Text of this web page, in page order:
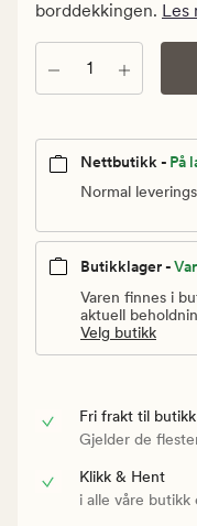
borddekkingen. Les
Antall
Nettbutikk - På
Normal
Butikklager -
Varen finnes i
aktuell
Velg butikk
Fri frakt til butikk
Gjelder de
Klikk & Hent
i alle våre